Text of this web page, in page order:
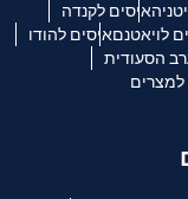
איסים לקנדה
לויאטנםאיסים להודו
הסעודית
למצרים